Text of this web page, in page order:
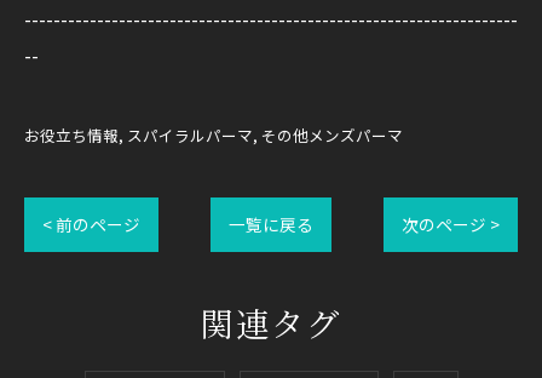
--------------------------------------------------------------------
--
お役立ち情報 スパイラルパーマ その他メンズパーマ
< 前のページ 一覧に戻る 次のページ >
関連タグ